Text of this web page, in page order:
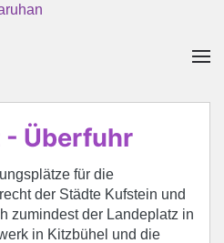
Überfuhr
für die
der Städte Kufstein und
zumindest der Landeplatz in
in Kitzbühel und die